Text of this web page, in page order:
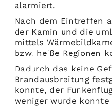
alarmiert.
Nach dem Eintreffen
der Kamin und die
mittels
bzw. heiße Regionen
Dadurch das keine
Brandausbreitung
konnte, der
weniger wurde